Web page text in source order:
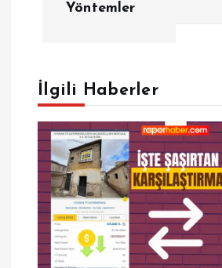
e
z
n
m
Yöntemler
İlgili Haberler